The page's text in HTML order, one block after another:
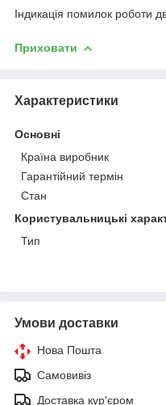
Індикація помилок роботи
Приховати
Характеристики
Основні
Країна виробник
Гарантійний термін
Стан
Користувальницькі
Тип
Умови доставки
Нова Пошта
Самовивіз
Доставка кур'єром